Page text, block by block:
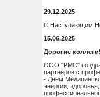
29.12.2025
С Наступающим
15.06.2025
Дорогие коллеги!
ООО "РМС"
партнеров с
- Днем
энергии,